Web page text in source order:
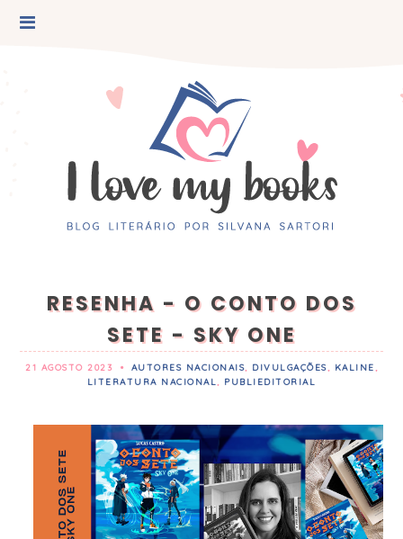
RESENHA - O CONTO DOS
SETE - SKY ONE
21 AGOSTO 2023 • AUTORES NACIONAIS, DIVULGAÇÕES, KALINE,
LITERATURA NACIONAL, PUBLIEDITORIAL